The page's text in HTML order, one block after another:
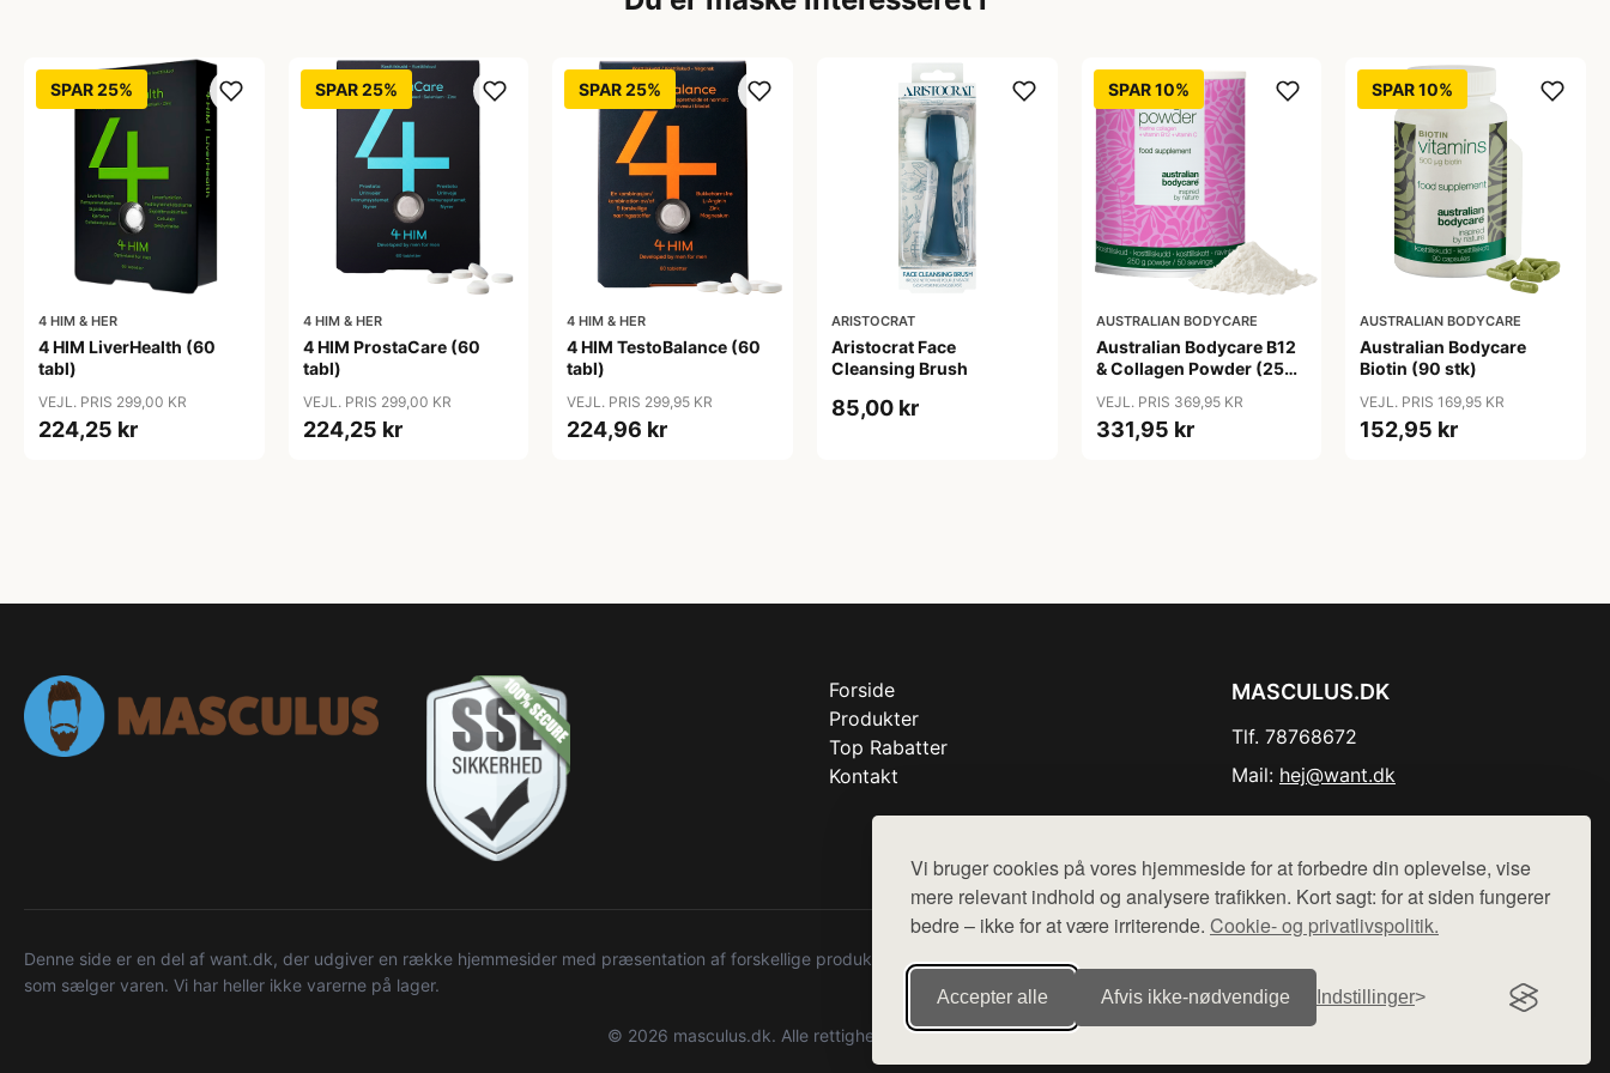
Vi bruger cookies på vores hjemmeside for at forbedre din oplevelse, vise
mere relevant indhold og analysere trafikken. Kort sagt: for at siden fungerer
bedre – ikke for at være irriterende. Cookie- og privatlivspolitik.
Accepter alle Afvis ikke‑nødvendige Indstillinger
SPAR 25%
4 HIM & HER
4 HIM LiverHealth (60
tabl)
VEJL. PRIS 299,00 KR
224,25 kr
SPAR 25%
4 HIM & HER
4 HIM ProstaCare (60
tabl)
VEJL. PRIS 299,00 KR
224,25 kr
SPAR 25%
4 HIM & HER
4 HIM TestoBalance (60
tabl)
VEJL. PRIS 299,95 KR
224,96 kr
ARISTOCRAT
Aristocrat Face
Cleansing Brush
85,00 kr
SPAR 10%
AUSTRALIAN BODYCARE
Australian Bodycare B12
& Collagen Powder (250
VEJL. PRIS 369,95 KR
331,95 kr
SPAR 10%
AUSTRALIAN BODYCARE
Australian Bodycare
Biotin (90 stk)
VEJL. PRIS 169,95 KR
152,95 kr
Forside
Produkter
Top Rabatter
Kontakt
MASCULUS.DK
Tlf. 78768672
Mail: hej@want.dk
Denne side er en del af want.dk, der udgiver en række hjemmesider med præsentation af forskellige produkter fra diverse webshops. Der sælges ikke varer fra denne side - vi henviser til de shops,
som sælger varen. Vi har heller ikke varerne på lager.
© 2026 masculus.dk. Alle rettigheder forbeholdes.